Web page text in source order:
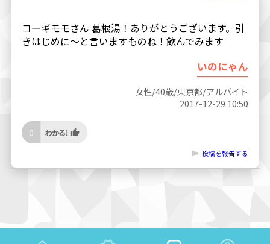
コーギモモさん 葛根湯！ありがとうございます。引
きはじめに〜と言いますものね！飲んでみます
いのにゃん
女性/40歳/東京都/アルバイト
2017-12-29 10:50
0
投稿を報告する